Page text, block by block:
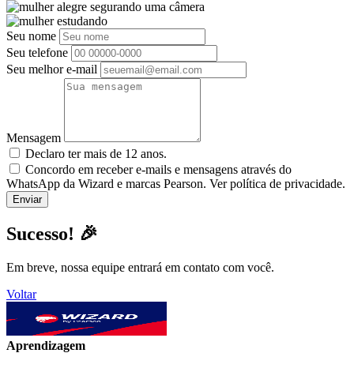
Seu nome
Seu telefone
Seu melhor e-mail
Mensagem
Declaro ter mais de 12 anos.
Concordo em receber e-mails e mensagens através do
WhatsApp da Wizard e marcas Pearson. Ver política de privacidade.
Sucesso! 🎉
Em breve, nossa equipe entrará em contato com você.
Voltar
Aprendizagem